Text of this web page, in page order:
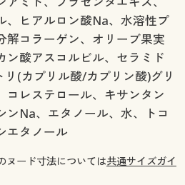
、ヒアルロン酸Na、水溶性プ
解コラーゲン、オリーブ果実
ン酸アスコルビル、セラミド
(カプリル酸/カプリン酸)グリ
コレステロール、キサンタン
ンNa、エタノール、水、トコ
エタノール
ヌード寸法については共通サイズガイ